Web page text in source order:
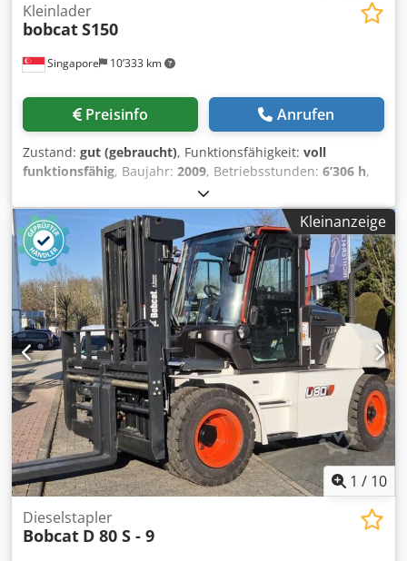
Singapore 10’333 km
Kleinlader
bobcatS150
Preisinfo Anrufen
Zustand: gut (gebraucht), Funktionsfähigkeit: voll
funktionsfähig, Baujahr: 2009, Betriebsstunden: 6’306 h,
Maschinen-/Fahrzeugnummer:
BOBCAT KOMPAKTLADER IN FUNKTIONSFÄHIGEM
ZUSTAND Cjdpfx Ajyzdixohzjha MODELL: S150
SERIENNUMMER: A3L135221 BAUJAHR: 2009
BETRIEBSSTUNDEN: 6306
Kleinanzeige
1 / 10
Dieselstapler
Bobcat D 80 S - 9